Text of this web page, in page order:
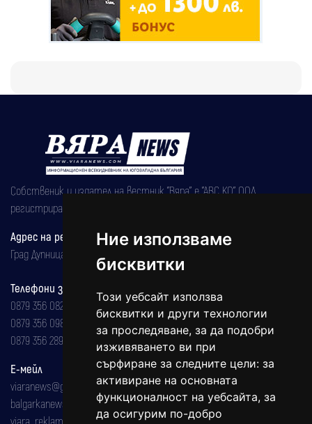
Ние използваме
бисквитки
Този уебсайт използва
бисквитки и други технологии
за проследяване, за да подобри
изживяването ви при
сърфиране за следните цели: за
активиране на основната
функционалност на уебсайта, за
да осигурим по-добро
Собственик и издател на вестник "Вяра" е "АВС КО" ООД,
регистрирана на 08.05.2002 година.
Адрес на редакцията
Град Дупница, ул.''Христо Ботев" 43
Телефони за реклама и абонаменти
0879 356 082
0879 356 098
0879 356 289
Е-мейл
viaranews@gmail.com
balgarkanews@gmail.com
viara_reklama@mail.bg